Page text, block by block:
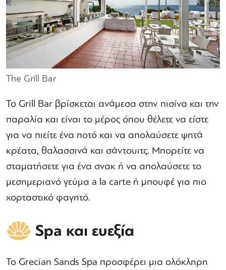
The Grill Bar
Το Grill Bar βρίσκεται ανάμεσα στην πισίνα και την
παραλία και είναι το μέρος όπου θέλετε να είστε
για να πιείτε ένα ποτό και να απολαύσετε ψητά
κρέατα, θαλασσινά και σάντουιτς. Μπορείτε να
σταματήσετε για ένα σνακ ή να απολαύσετε το
μεσημεριανό γεύμα a la carte ή μπουφέ για πιο
χορταστικό φαγητό.
Spa και ευεξία
Το Grecian Sands Spa προσφέρει μια ολόκληρη